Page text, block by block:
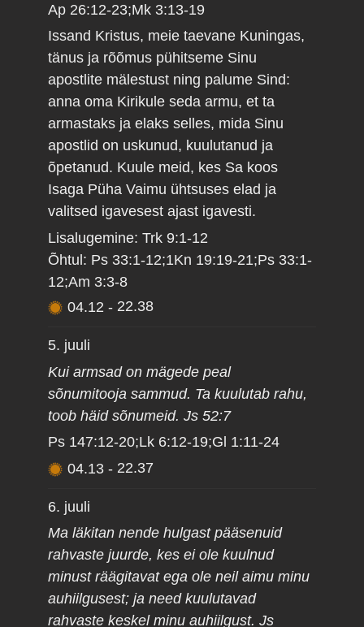
Ap 26:12-23;Mk 3:13-19
Issand Kristus, meie taevane Kuningas,
tänus ja rõõmus pühitseme Sinu
apostlite mälestust ning palume Sind:
anna oma Kirikule seda armu, et ta
armastaks ja elaks selles, mida Sinu
apostlid on uskunud, kuulutanud ja
õpetanud. Kuule meid, kes Sa koos
Isaga Püha Vaimu ühtsuses elad ja
valitsed igavesest ajast igavesti.
Lisalugemine: Trk 9:1-12
Õhtul: Ps 33:1-12;1Kn 19:19-21;Ps 33:1-
12;Am 3:3-8
04.12 - 22.38
5. juuli
Kui armsad on mägede peal
sõnumitooja sammud. Ta kuulutab rahu,
toob häid sõnumeid. Js 52:7
Ps 147:12-20;Lk 6:12-19;Gl 1:11-24
04.13 - 22.37
6. juuli
Ma läkitan nende hulgast pääsenuid
rahvaste juurde, kes ei ole kuulnud
minust räägitavat ega ole neil aimu minu
auhiilgusest; ja need kuulutavad
rahvaste keskel minu auhiilgust. Js